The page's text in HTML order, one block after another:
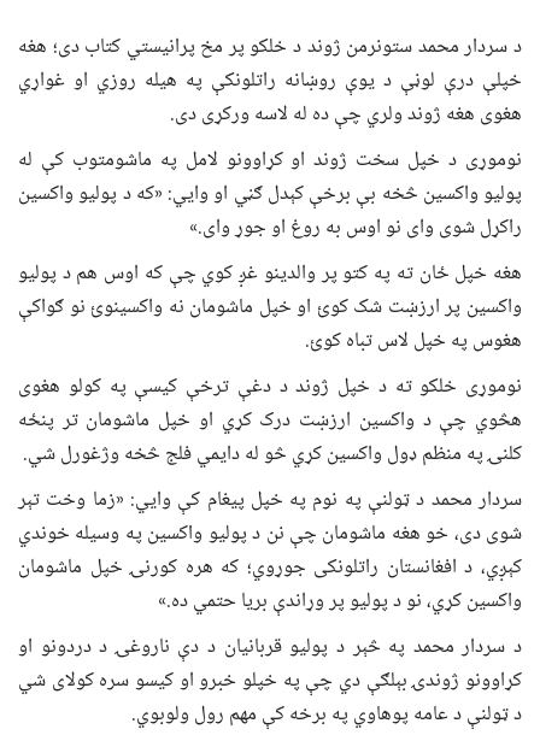
د سردار محمد ستونرمن ژوند د خلکو پر مخ پرانیستي کتاب دی؛ هغه
خپلې درې لوڼې د یوې روښانه راتلونکې په هیله روزي او غواړي
هغوی هغه ژوند ولري چې ده له لاسه ورکړی دی.
نوموړی د خپل سخت ژوند او کړاوونو لامل په ماشومتوب کې له
پولیو واکسین څخه بې برخې کېدل ګڼي او وايي: «که د پولیو واکسین
راکړل شوی وای نو اوس به روغ او جوړ وای.»
هغه خپل ځان ته په کتو پر والدینو غږ کوي چې که اوس هم د پولیو
واکسین پر ارزښت شک کوئ او خپل ماشومان نه واکسینوئ نو ګواکې
هغوس په خپل لاس تباه کوئ.
نوموړی خلکو ته د خپل ژوند د دغې ترخې کیسې په کولو هغوی
هڅوي چې د واکسین ارزښت درک کړي او خپل ماشومان تر پنځه
کلنۍ په منظم ډول واکسین کړي څو له دایمي فلج څخه وژغورل شي.
سردار محمد د ټولنې په نوم په خپل پیغام کې وايي: «زما وخت تېر
شوی دی، خو هغه ماشومان چې نن د پولیو واکسین په وسیله خوندي
کېږي، د افغانستان راتلونکی جوړوي؛ که هره کورنۍ خپل ماشومان
واکسین کړي، نو د پولیو پر وړاندې بریا حتمي ده.»
د سردار محمد په څېر د پولیو قربانیان د دې ناروغۍ د دردونو او
کړاوونو ژوندۍ بېلګې دي چې په خپلو خبرو او کیسو سره کولای شي
د ټولنې د عامه پوهاوي په برخه کې مهم رول ولوبوي.